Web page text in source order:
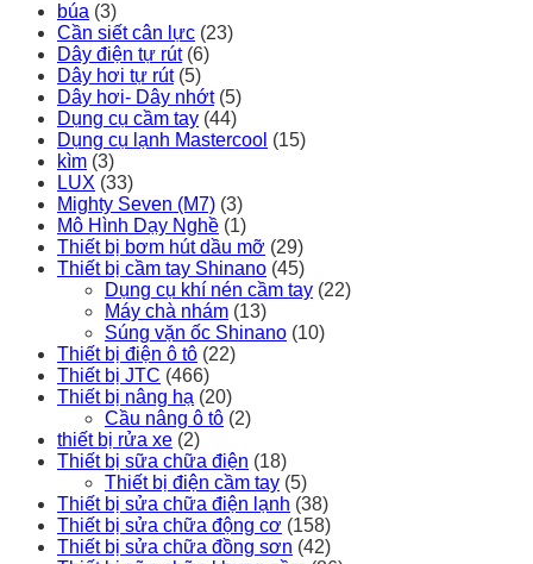
búa (3)
Cần siết cân lực (23)
Dây điện tự rút (6)
Dây hơi tự rút (5)
Dây hơi- Dây nhớt (5)
Dụng cụ cầm tay (44)
Dụng cụ lạnh Mastercool (15)
kìm (3)
LUX (33)
Mighty Seven (M7) (3)
Mô Hình Dạy Nghề (1)
Thiết bị bơm hút dầu mỡ (29)
Thiết bị cầm tay Shinano (45)
Dụng cụ khí nén cầm tay (22)
Máy chà nhám (13)
Súng vặn ốc Shinano (10)
Thiết bị điện ô tô (22)
Thiết bị JTC (466)
Thiết bị nâng hạ (20)
Cầu nâng ô tô (2)
thiết bị rửa xe (2)
Thiết bị sữa chữa điện (18)
Thiết bị điện cầm tay (5)
Thiết bị sửa chữa điện lạnh (38)
Thiết bị sửa chữa động cơ (158)
Thiết bị sửa chữa đồng sơn (42)